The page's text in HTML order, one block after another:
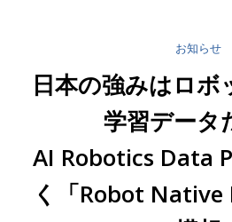
お知らせ
日本の強みはロボ
学習データ
AI Robotics Data
く「Robot Native